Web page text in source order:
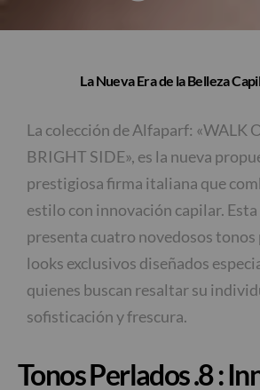
La Nueva Era de la Belleza
La colección de Alfaparf: «WALK
BRIGHT SIDE», es la nueva
prestigiosa firma italiana que
estilo con innovación capilar.
presenta cuatro novedosos tonos
looks exclusivos diseñados
quienes buscan resaltar su
sofisticación y frescura.
Tonos Perlados .8 :